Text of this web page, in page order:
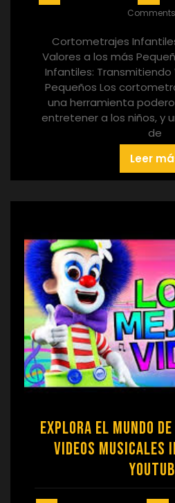
Comments
Cortometrajes
Valores a los más
Infantiles: Transmitiendo
Pequeños Los
una herramienta
entretener a los niños, y
de
Leer
Explora el Mundo
Videos